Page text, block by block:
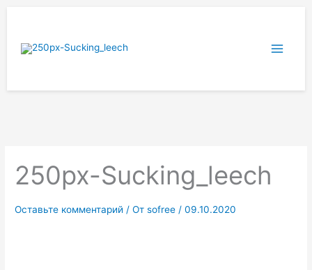
содержимому
250px-Sucking_leech
Оставьте комментарий / Отsofree /09.10.2020